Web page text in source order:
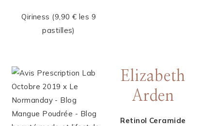
Qiriness (9,90 € les 9
pastilles)
Elizabeth
Arden
Retinol Ceramide